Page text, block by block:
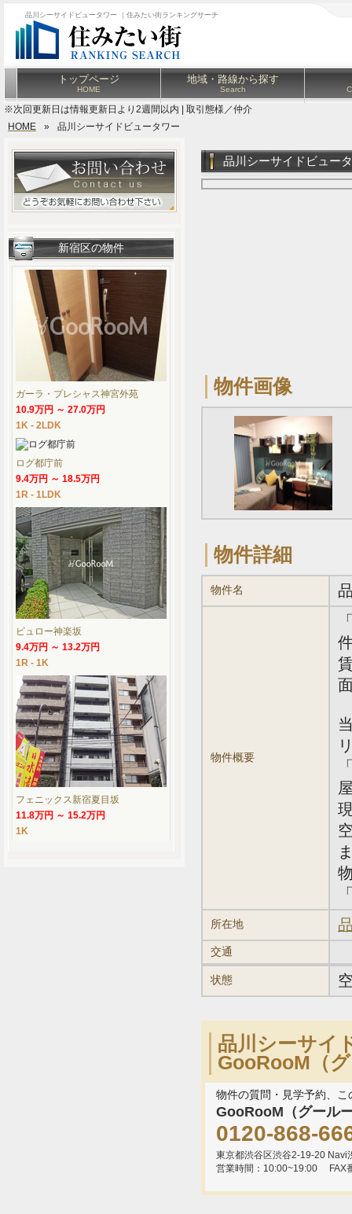
品川シーサイドビュータワー ｜住みたい街ランキングサーチ
トップページ
HOME
地域・路線から探す
Search
※次回更新日は情報更新日より2週間以内 | 取引態様／仲介
HOME
» 品川シーサイドビュータワー
品川シーサイドビュー
物件画像
物件詳細
物件名
物件概要
所在地
交通
状態
品川シーサイ
GooRooM（
物件の質問・見学予約、
GooRooM（グール
0120-868-
東京都渋谷区渋谷2-19-20 Navi
営業時間：10:00~19:00
FAX
新宿区の物件
ガーラ・プレシャス神宮外苑
10.9万円 ～ 27.0万円
1K - 2LDK
ログ都庁前
9.4万円 ～ 18.5万円
1R - 1LDK
ビュロー神楽坂
9.4万円 ～ 13.2万円
1R - 1K
フェニックス新宿夏目坂
11.8万円 ～ 15.2万円
1K